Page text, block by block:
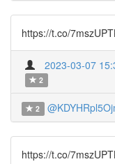
https://t.co/
2023-03-07
2
2
https://t.co/